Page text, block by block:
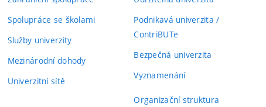
Spolupráce se školami
Služby univerzity
Mezinárodní dohody
Univerzitní sítě
Podnikavá univerzita /
ContriBUTe
Bezpečná univerzita
Vyznamenání
Organizační struktura